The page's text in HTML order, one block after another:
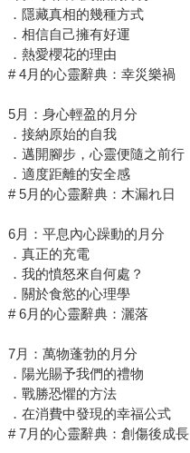
．隱藏真相的幾種方式
．相信自己擁有好運
．熱愛櫻花的理由
# 4月的心靈辭典：幸災樂禍
5月：身心輕盈的月分
．接納原始的自我
．邁開腳步，心靈便隨之前行
．適度距離的安全感
# 5月的心靈辭典：木漏れ日
6月：平息內心躁動的月分
．真正的充電
．我的憤怒來自何處？
．關於食慾的心理學
# 6月的心靈辭典：灑落
7月：萬物蓬勃的月分
．陽光賜予我們的禮物
．戰勝恐懼的方法
．在消費中發現的幸福公式
# 7月的心靈辭典：創傷後成長